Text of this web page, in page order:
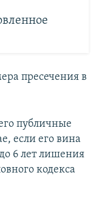
пресечения в
публичные
если его вина
6 лет лишения
кодекса